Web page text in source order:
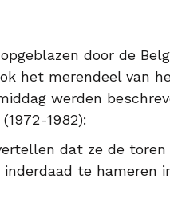
door de
het merendeel van
werden
1982):
dat ze de toren
te hameren